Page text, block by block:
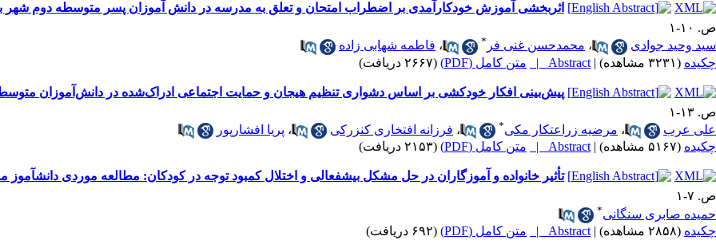
اثربخشی آموزش خودکارآمدی بر اضطراب امتحان و تعلق به مدرسه در دانش آموزان پسر متوسطه دوم شهر
ص. ۱۰-۱
سید وحید جوادی
، محمدحسن غنی فر * ، فاطمه شهابی زاده
چکیده (۳۲۳۱ مشاهده) |
Abstract | متن کامل (PDF) (۲۶۶۷ دریافت)
پیش‌بینی افکار خودکشی بر اساس دشواری تنظیم هیجان و حمایت اجتماعی ادراک‌شده در دانش‌آموزان
ص. ۱۳-۱
علی عرب
، مرضیه زراعتکار مکی* ، فرزانه افتخاری کنزرکی ، پریا افشارپور
چکیده (۵۱۶۷ مشاهده) |
Abstract | متن کامل (PDF) (۲۱۵۳ دریافت)
تأثیر خانواده و آموزگاران در حل مشکل بیش‎فعالی و اختلال کمبود توجه در کودکان: مطالعه موردی دانش‎آموز مدرسه آزرم
ص. ۷-۱
حمیده صابری سنگانی*
چکیده (۲۸۵۸ مشاهده) |
Abstract | متن کامل (PDF) (۶۹۲ دریافت)